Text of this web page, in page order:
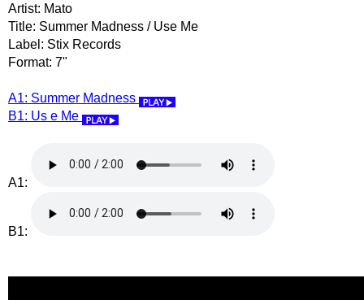
Artist: Mato
Title: Summer Madness / Use Me
Label: Stix Records
Format: 7"
A1: Summer Madness
B1: Us e Me
A1:
B1: